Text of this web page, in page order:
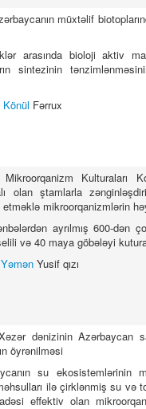
müxtəlif
arasında bioloji aktiv
sintezinin
Fərrux
Mikroorqanizm Kulturaları
olan ştamlarla
mikroorqanizmlərin
ayrılmış 600-dən
və 40 maya göbələyi
Yusif qızı
dənizinin Azərbaycan
öyrənilməsi
su ekosistemlərinin
ilə çirklənmiş su və
effektiv olan